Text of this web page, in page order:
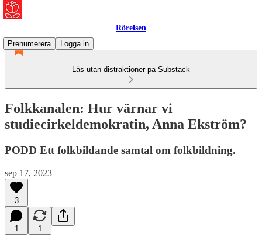
Rörelsen
Prenumerera
Logga in
Läs utan distraktioner på Substack
Folkkanalen: Hur värnar vi
studiecirkeldemokratin, Anna Ekström?
PODD Ett folkbildande samtal om folkbildning.
sep 17, 2023
3
1 1